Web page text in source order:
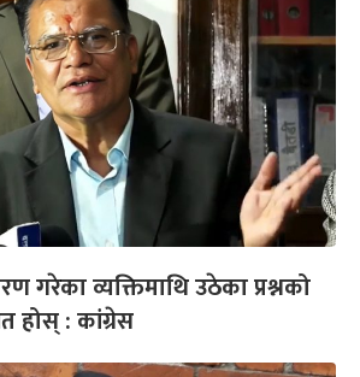
गरेका व्यक्तिमाथि उठेका प्रश्नको
होस् : कांग्रेस